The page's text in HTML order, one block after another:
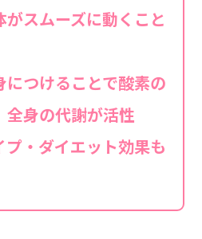
スムーズに動くこと
につけることで酸素の
身の代謝が活性
・ダイエット効果も